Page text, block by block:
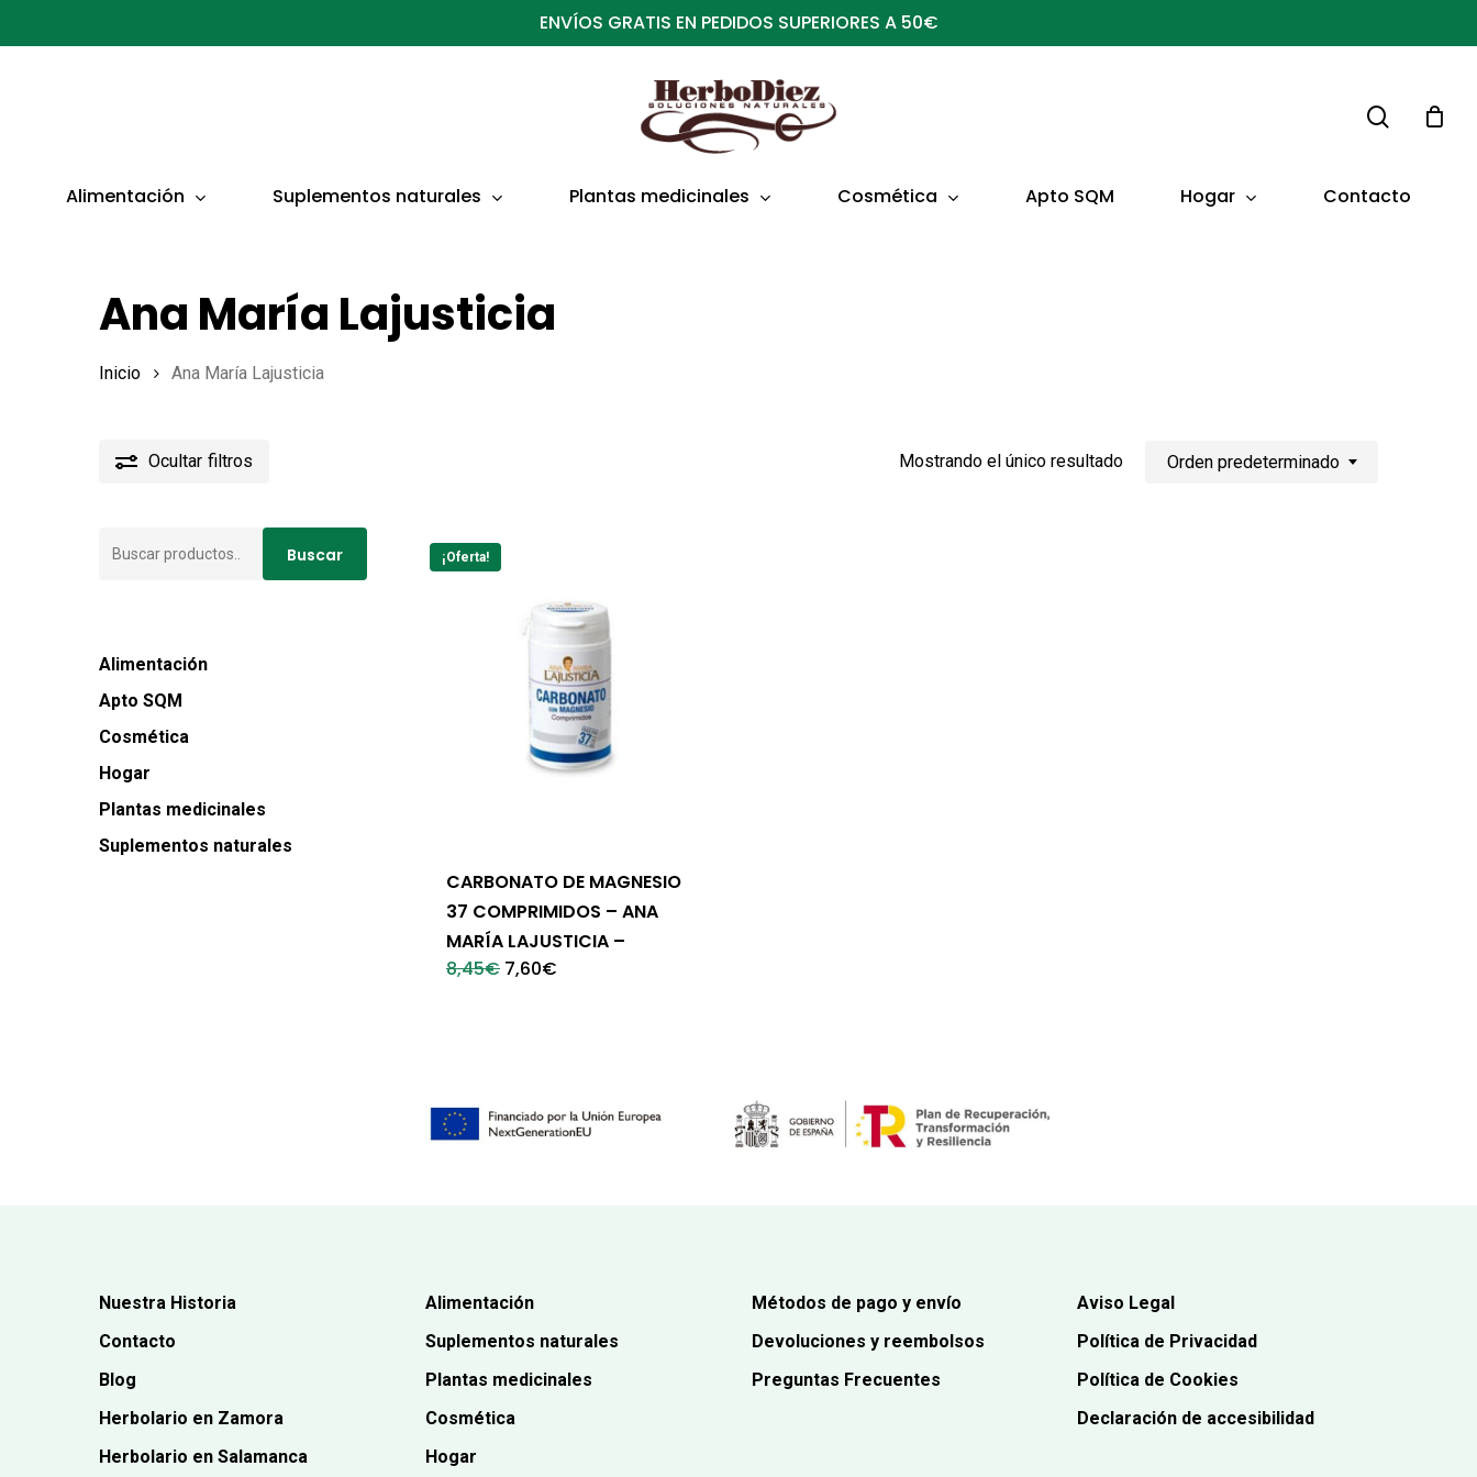
al
ENVÍOS GRATIS EN PEDIDOS SUPERIORES A 50€
Presionar ENTER para buscar o ESC para cerrar
Alimentación Suplementos naturales Plantas medicinales Cosmética Apto SQM Hogar Contacto
Ana María Lajusticia
Inicio Ana María Lajusticia
Ocultar filtros Mostrando el único resultado Orden predeterminado
Buscar
Alimentación
Apto SQM
Cosmética
Hogar
Plantas medicinales
Suplementos naturales
¡Oferta!
CARBONATO DE MAGNESIO
37 COMPRIMIDOS – ANA
MARÍA LAJUSTICIA –
8,45€ El
precio
7,60€
Nuestra Historia
Contacto
Blog
Herbolario en Zamora
Herbolario en Salamanca
Alimentación
Suplementos naturales
Plantas medicinales
Cosmética
Hogar
Métodos de pago y envío
Devoluciones y reembolsos
Preguntas Frecuentes
Aviso Legal
Política de Privacidad
Política de Cookies
Declaración de accesibilidad